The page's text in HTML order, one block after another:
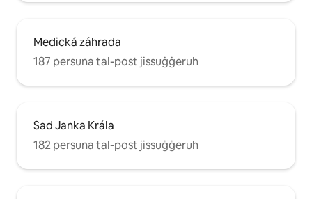
Medická záhrada
187 persuna tal-post jissuġġeruh
Sad Janka Krála
182 persuna tal-post jissuġġeruh